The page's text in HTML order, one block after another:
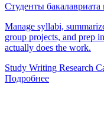
Студенты
Manage syllabi,
group projects, and prep
actually does the work.
Study Writing Research
Подробнее